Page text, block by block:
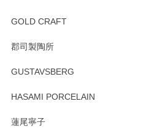
GOLD CRAFT
郡司製陶所
GUSTAVSBERG
HASAMI PORCELAIN
蓮尾寧子